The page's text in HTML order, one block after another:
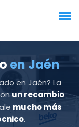
en Jaén
en Jaén? La
un recambio
mucho más
.